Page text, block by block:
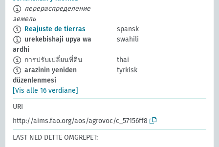
перераспределение
земель
Reajuste de tierras
spansk
urekebishaji upya wa
ardhi
swahili
การปรับเปลี่ยนที่ดิน
thai
arazinin yeniden
düzenlenmesi
tyrkisk
[Vis alle 16 verdiane]
URI
http://aims.fao.org/aos/agrovoc/c_57156ff8
LAST NED DETTE OMGREPET: